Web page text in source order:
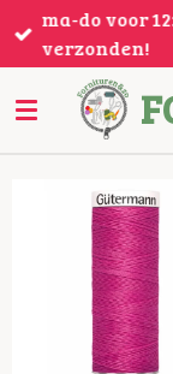
Ga
direct
de
hoofdinhoud
ma-do voor
verzonden!